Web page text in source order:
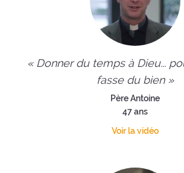
« Donner du temps à Dieu...
fasse du bien »
Père Antoine
47 ans
Voir la vidéo